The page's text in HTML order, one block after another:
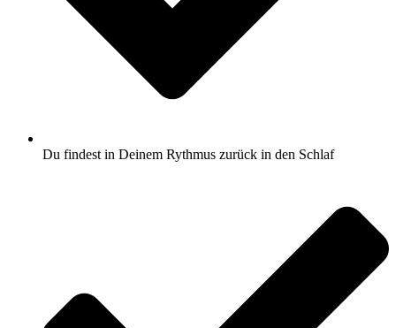
Du findest in Deinem Rythmus zurück in den Schlaf